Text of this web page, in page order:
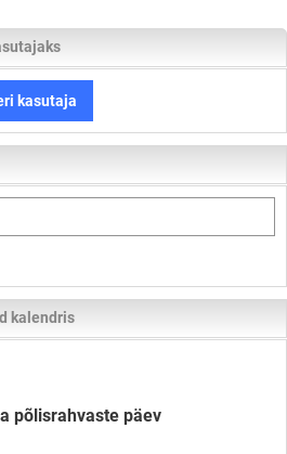
kasutaja
kalendris
põlisrahvaste päev